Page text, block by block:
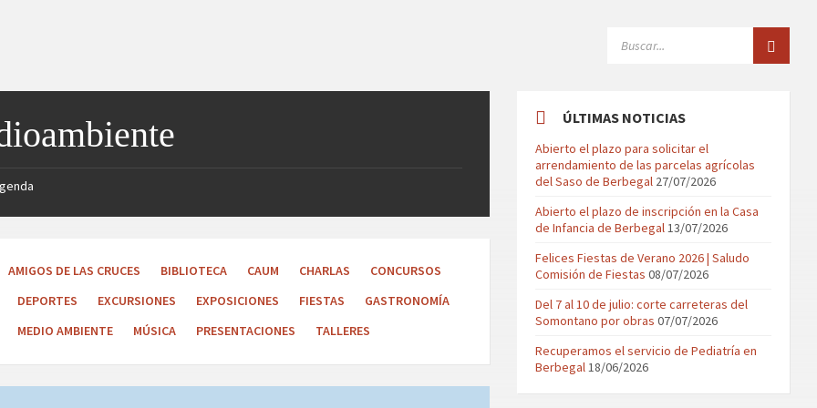
AMIGOS DE LAS CRUCES BIBLIOTECA CAUM CHARLAS
CONCURSOS
DEPORTES EXCURSIONES EXPOSICIONES FIESTAS
GASTRONOMÍA
MEDIO AMBIENTE MÚSICA PRESENTACIONES TALLERES
ÚLTIMAS NOTICIAS
Abierto el plazo para solicitar el
arrendamiento de las parcelas agrícolas
del Saso de Berbegal 27/07/2026
Abierto el plazo de inscripción en la Casa
de Infancia de Berbegal13/07/2026
Felices Fiestas de Verano 2026 | Saludo
Comisión de Fiestas 08/07/2026
Del 7 al 10 de julio: corte carreteras del
Somontano por obras 07/07/2026
Recuperamos el servicio de Pediatría en
Berbegal18/06/2026